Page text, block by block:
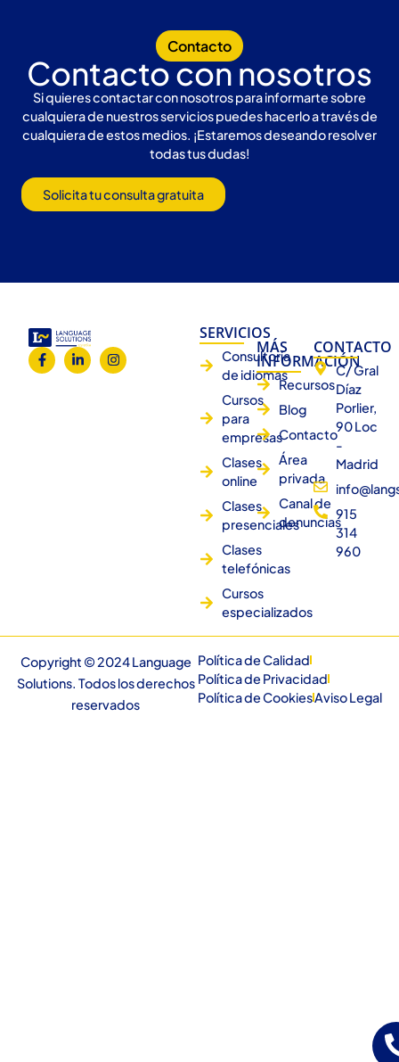
Contacto
Contacto con nosotros
Si quieres contactar con nosotros para informarte sobre
cualquiera de nuestros servicios puedes hacerlo a través de
cualquiera de estos medios. ¡Estaremos deseando resolver
todas tus dudas!
Solicita tu consulta gratuita
SERVICIOS
Consultoría
de idiomas
Cursos
para
empresas
Clases
online
Clases
presenciales
Clases
telefónicas
Cursos
especializados
MÁS
INFORMACIÓN
Recursos
Blog
Contacto
Área
privada
Canal de
denuncias
CONTACTO
C/ Gral
Díaz
Porlier,
90 Loc
-
Madrid
915
314
960
Copyright © 2024 Language
Solutions. Todos los derechos
reservados
Política de Calidad
Política de Privacidad
Política de CookiesAviso Legal